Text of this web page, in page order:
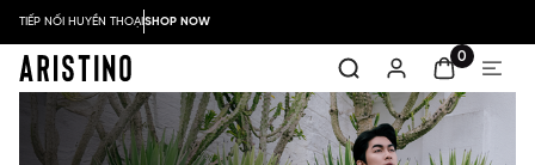
TIẾP NỐI HUYỀN THOẠISHOP NOW
0